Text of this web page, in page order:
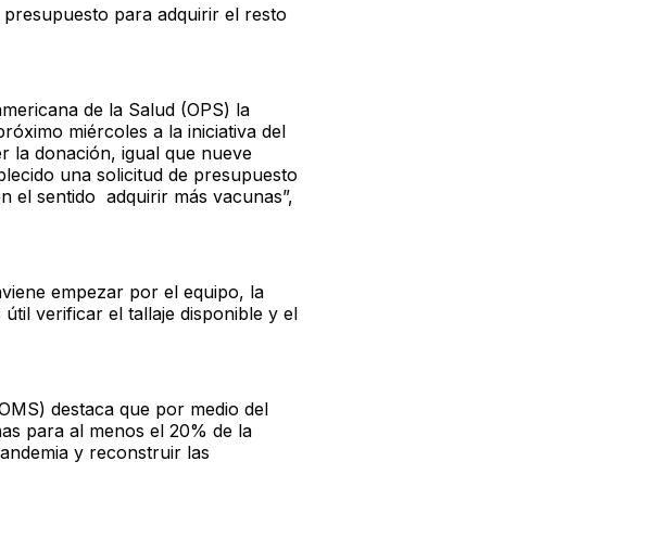
para adquirir el resto
de la Salud (OPS) la
miércoles a la iniciativa del
la donación, igual que nueve
una solicitud de presupuesto
el sentido adquirir más vacunas”,
empezar por el equipo, la
verificar el tallaje disponible y el
destaca que por medio del
para al menos el 20% de la
y reconstruir las